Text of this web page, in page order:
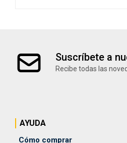
Suscríbete a
Recibe todas las
AYUDA
Cómo comprar